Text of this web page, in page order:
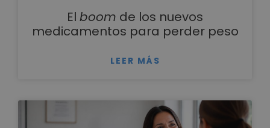
El boom de los nuevos
medicamentos para perder peso
LEER MÁS